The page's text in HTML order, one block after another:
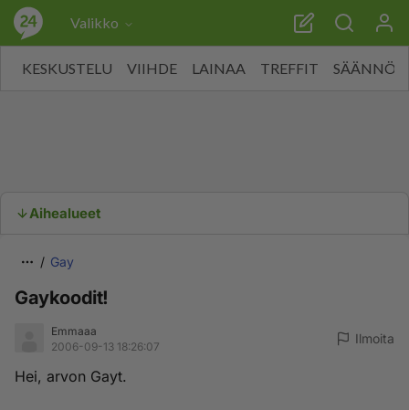
Valikko
KESKUSTELU VIIHDE LAINAA TREFFIT SÄÄNNÖT
Aihealueet
Gay
Gaykoodit!
Emmaaa
2006-09-13 18:26:07
Ilmoita
Hei, arvon Gayt.